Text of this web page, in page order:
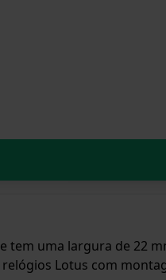
tem uma largura de 22
Lotus com